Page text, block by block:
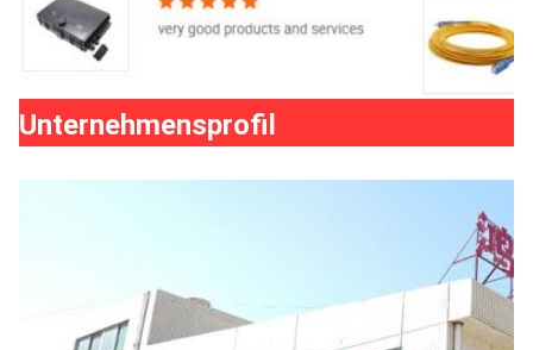
Unternehmensprofil